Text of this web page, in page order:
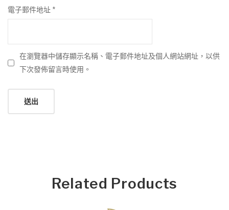
電子郵件地址 *
在瀏覽器中儲存顯示名稱、電子郵件地址及個人網站網址，以供
下次發佈留言時使用。
Related Products